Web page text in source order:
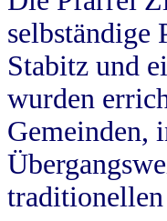
Stabitz und
wurden
Gemeinden,